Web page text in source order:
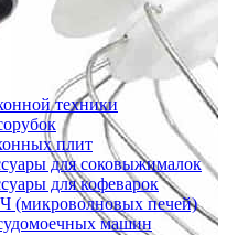
техники
плит
для соковыжималок
для кофеварок
(микроволновых печей)
машин